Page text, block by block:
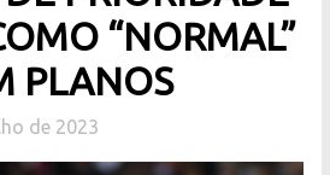
“NORMAL”
PLANOS
de 2023